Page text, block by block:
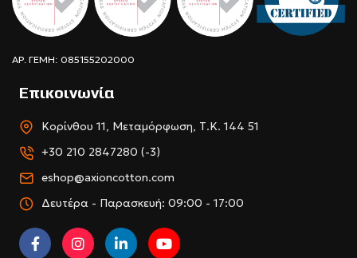
ΑΡ. ΓΕΜΗ: 085155202000
Επικοινωνία
Κορίνθου 11, Μεταμόρφωση, Τ.Κ. 144 51
+30 210 2847280 (-3)
eshop@axioncotton.com
Δευτέρα - Παρασκευή: 09:00 - 17:00